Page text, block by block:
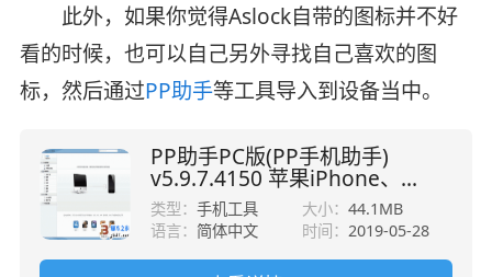
此外，如果你觉得Aslock自带的图标并不好
看的时候，也可以自己另外寻找自己喜欢的图
标，然后通过PP助手等工具导入到设备当中。
PP助手PC版(PP手机助手)
v5.9.7.4150 苹果iPhone、
iPad、iPod Touch管理软件 官
方安装版
类型：手机工具 大小： 44.1MB
语言： 简体中文 时间： 2019-05-28